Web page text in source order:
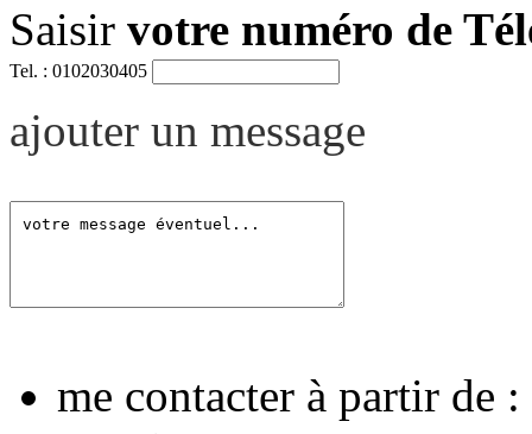
Saisir votre numéro de
Tel. : 0102030405
ajouter un message
me contacter à partir de :